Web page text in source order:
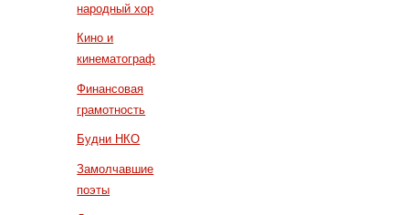
народный хор
Кино и
кинематограф
Финансовая
грамотность
Будни НКО
Замолчавшие
поэты